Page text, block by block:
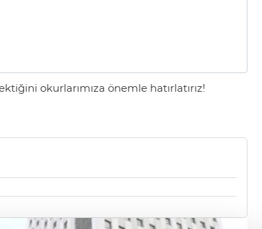
okurlarımıza önemle hatırlatırız!